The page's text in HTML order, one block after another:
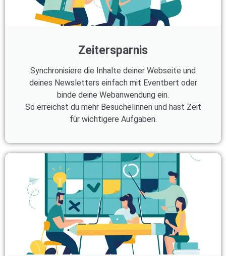
Zeitersparnis
Synchronisiere die Inhalte deiner Webseite und
deines Newsletters einfach mit Eventbert oder
binde deine Webanwendung ein.
So erreichst du mehr BesucheIinnen und hast Zeit
für wichtigere Aufgaben.